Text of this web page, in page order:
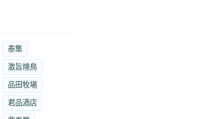
泰集
激旨燒鳥
品田牧場
君品酒店